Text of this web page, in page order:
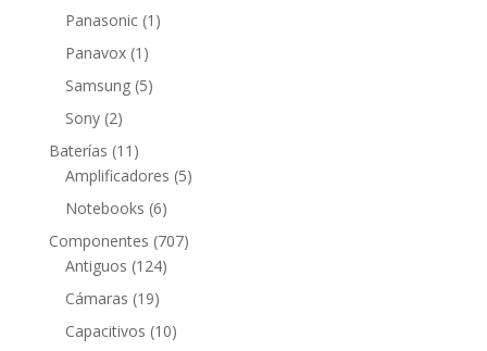
productos
Panasonic 1 1
Panavox 1 1
producto
Samsung 55
Sony 22
productos
Baterías 11 11
productos
Amplificadores 55
Notebooks 66
productos
Componentes 707707
Antiguos 124124
Cámaras 1919
productos
Capacitivos 1010